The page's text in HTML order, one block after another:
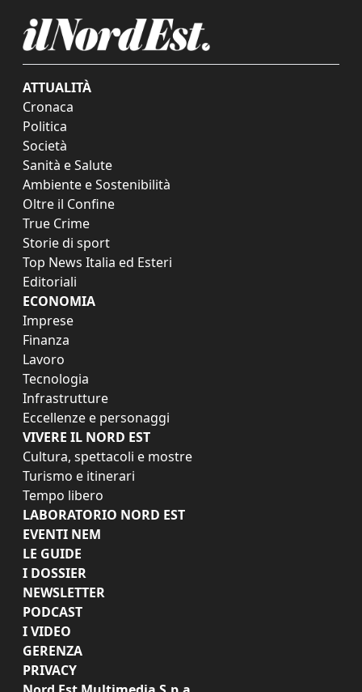
ATTUALITÀ
Cronaca
Politica
Società
Sanità e Salute
Ambiente e Sostenibilità
Oltre il Confine
True Crime
Storie di sport
Top News Italia ed Esteri
Editoriali
ECONOMIA
Imprese
Finanza
Lavoro
Tecnologia
Infrastrutture
Eccellenze e personaggi
VIVERE IL NORD EST
Cultura, spettacoli e mostre
Turismo e itinerari
Tempo libero
LABORATORIO NORD EST
EVENTI NEM
LE GUIDE
I DOSSIER
NEWSLETTER
PODCAST
I VIDEO
GERENZA
PRIVACY